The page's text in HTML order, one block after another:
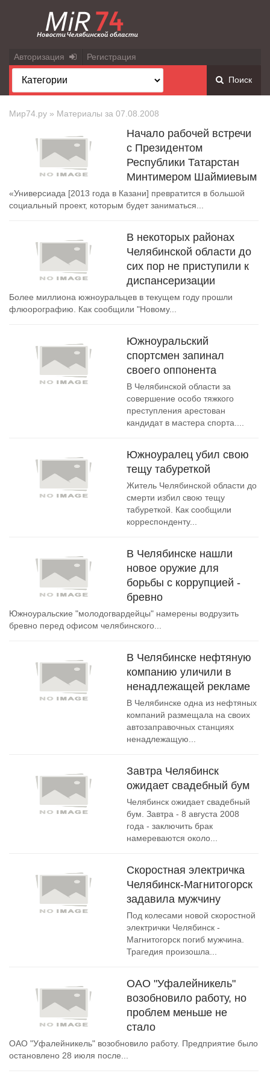
Авторизация Регистрация
Поиск
Мир74.ру » Материалы за 07.08.2008
Начало рабочей встречи
с Президентом
Республики Татарстан
Минтимером Шаймиевым
«Универсиада [2013 года в Казани] превратится в большой
социальный проект, которым будет заниматься...
В некоторых районах
Челябинской области до
сих пор не приступили к
диспансеризации
Более миллиона южноуральцев в текущем году прошли
флюорографию. Как сообщили "Новому...
Южноуральский
спортсмен запинал
своего оппонента
В Челябинской области за
совершение особо тяжкого
преступления арестован
кандидат в мастера спорта....
Южноуралец убил свою
тещу табуреткой
Житель Челябинской области до
смерти избил свою тещу
табуреткой. Как сообщили
корреспонденту...
В Челябинске нашли
новое оружие для
борьбы с коррупцией -
бревно
Южноуральские "молодогвардейцы" намерены водрузить
бревно перед офисом челябинского...
В Челябинске нефтяную
компанию уличили в
ненадлежащей рекламе
В Челябинске одна из нефтяных
компаний размещала на своих
автозаправочных станциях
ненадлежащую...
Завтра Челябинск
ожидает свадебный бум
Челябинск ожидает свадебный
бум. Завтра - 8 августа 2008
года - заключить брак
намереваются около...
Скоростная электричка
Челябинск-Магнитогорск
задавила мужчину
Под колесами новой скоростной
электрички Челябинск -
Магнитогорск погиб мужчина.
Трагедия произошла...
ОАО "Уфалейникель"
возобновило работу, но
проблем меньше не
стало
ОАО "Уфалейникель" возобновило работу. Предприятие было
остановлено 28 июля после...